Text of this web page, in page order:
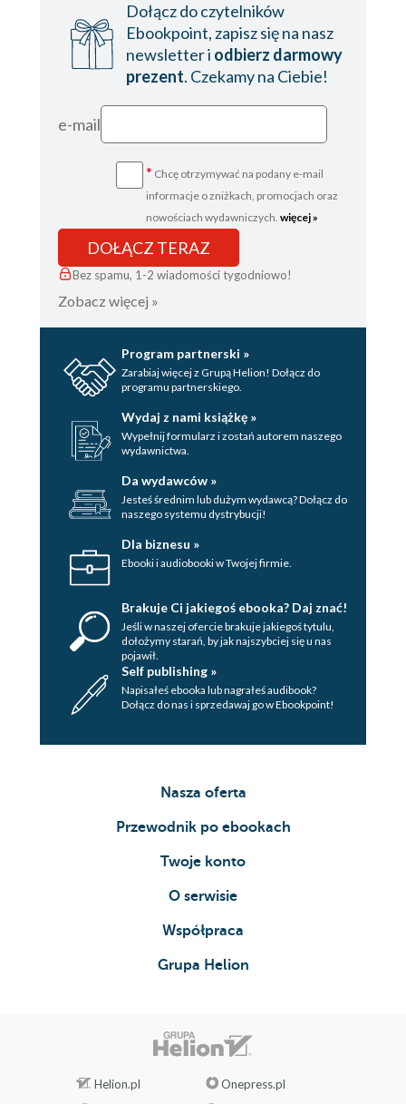
Dołącz do czytelników
Ebookpoint, zapisz się na nasz
newsletter i odbierz darmowy
prezent. Czekamy na Ciebie!
e-mail
* Chcę otrzymywać na podany e-mail
informacje o zniżkach, promocjach oraz
nowościach wydawniczych. więcej »
DOŁĄCZ TERAZ
Bez spamu, 1-2 wiadomości tygodniowo!
Zobacz więcej »
Program partnerski »
Zarabiaj więcej z Grupą Helion! Dołącz do
programu partnerskiego.
Wydaj z nami książkę »
Wypełnij formularz i zostań autorem naszego
wydawnictwa.
Da wydawców »
Jesteś średnim lub dużym wydawcą? Dołącz do
naszego systemu dystrybucji!
Dla biznesu »
Ebooki i audiobooki w Twojej firmie.
Brakuje Ci jakiegoś ebooka? Daj znać!
Jeśli w naszej ofercie brakuje jakiegoś tytulu,
dołożymy starań, by jak najszybciej się u nas
pojawił.
Self publishing »
Napisałeś ebooka lub nagrałeś audibook?
Dołącz do nas i sprzedawaj go w Ebookpoint!
Nasza oferta
Przewodnik po ebookach
Twoje konto
O serwisie
Współpraca
Grupa Helion
Helion.pl Onepress.pl